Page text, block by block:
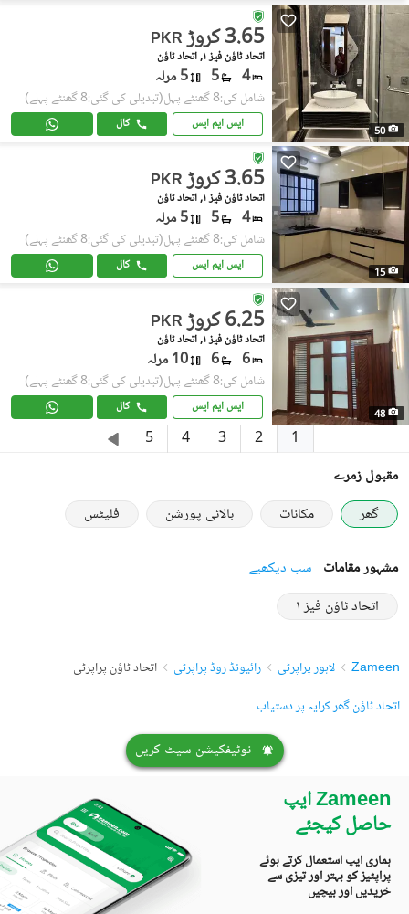
50
PKR 3.65 کروڑ
اتحاد ٹاؤن فیز ١, اتحاد ٹاؤن
4
5 5 مرلہ
شامل کی:8 گھنٹے پہل (تبدیلی کی گئی:8 گھنٹے پہلے)
ایس ایم ایس کال
15
PKR 3.65 کروڑ
اتحاد ٹاؤن فیز ١, اتحاد ٹاؤن
4
5 5 مرلہ
شامل کی:8 گھنٹے پہل (تبدیلی کی گئی:8 گھنٹے پہلے)
ایس ایم ایس کال
48
PKR 6.25 کروڑ
اتحاد ٹاؤن فیز ١, اتحاد ٹاؤن
6
6 10 مرلہ
شامل کی:8 گھنٹے پہل (تبدیلی کی گئی:8 گھنٹے پہلے)
ایس ایم ایس کال
1
2
3
4
5
مقبول زمرے
گھر
مکانات بالائی پورشن فلیٹس
مشہور مقامات سب دیکھیے
اتحاد ٹاؤن فیز ١
Zameen لاہور پراپرٹی رائیونڈ روڈ پراپرٹی
اتحاد ٹاؤن پراپرٹی
اتحاد ٹاؤن گھر کرایہ پر دستیاب
نوٹیفکیشن سیٹ کریں
Zameen ایپ
حاصل کیجئے
ہماری ایپ استعمال کرتے ہوئے
پراپٹیز کو بہتر اور تیزی سے
خریدیں اور بیچیں